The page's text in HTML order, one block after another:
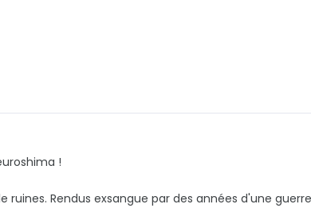
!
ruines. Rendus exsangue par des années d'une